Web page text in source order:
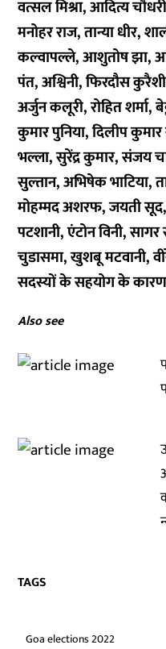
वत्सल मिश्रा, आदित्य
मनोहर राज, तान्या धीर,
कल्वापल्ले, आशुतोष झा,
पंत, अश्विनी, फिरदौस
अर्जुन कलूरी, रोहित शर्मा,
कुमार पुनिया, दिलीप
भल्ला, सुरेंद्र कुमार, संजय
सुल्तान, अभिषेक भाटिया,
मोहम्मद अशरफ, जयती सूद,
पटशानी, एंटोन विनी,
चुडासमा, खुशबू मटवानी,
सदस्यों के सहयोग के कारण
Also see
TAGS
Goa elections 2022